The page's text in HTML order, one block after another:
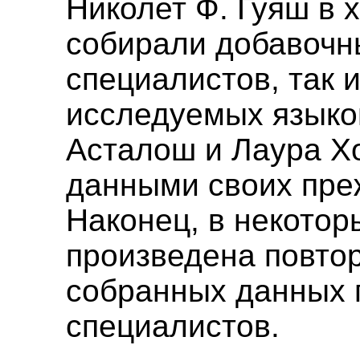
Николет Ф. Гуяш в
собирали
специалистов, так
исследуемых
Асталош и Лаура
данными своих
Наконец, в
произведена
собранных
специалистов.